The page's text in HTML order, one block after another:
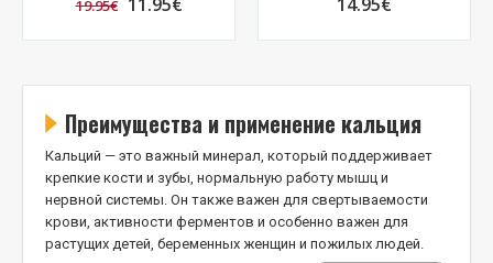
19.95€
Преимущества и применение кальция
Кальций — это важный минерал, который поддерживает
крепкие кости и зубы, нормальную работу мышц и
нервной системы. Он также важен для свертываемости
крови, активности ферментов и особенно важен для
растущих детей, беременных женщин и пожилых людей.